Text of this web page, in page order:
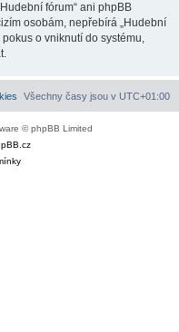
fórum“ ani phpBB
osobám, nepřebírá „Hudební
o vniknutí do systému,
Všechny časy jsou v UTC+01:00
© phpBB Limited